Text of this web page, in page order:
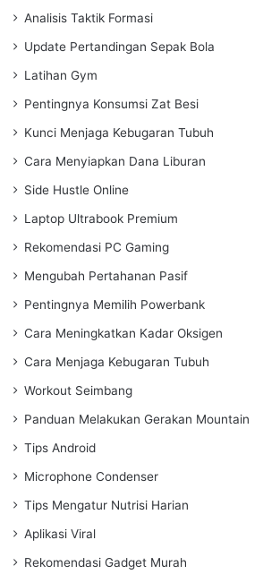
Analisis Taktik Formasi
Update Pertandingan Sepak Bola
Latihan Gym
Pentingnya Konsumsi Zat Besi
Kunci Menjaga Kebugaran Tubuh
Cara Menyiapkan Dana Liburan
Side Hustle Online
Laptop Ultrabook Premium
Rekomendasi PC Gaming
Mengubah Pertahanan Pasif
Pentingnya Memilih Powerbank
Cara Meningkatkan Kadar Oksigen
Cara Menjaga Kebugaran Tubuh
Workout Seimbang
Panduan Melakukan Gerakan Mountain
Tips Android
Microphone Condenser
Tips Mengatur Nutrisi Harian
Aplikasi Viral
Rekomendasi Gadget Murah